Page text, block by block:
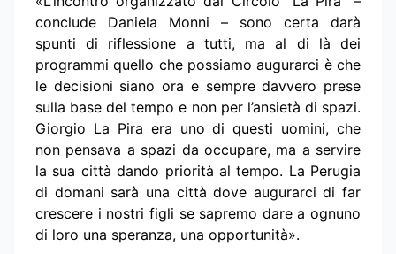
conclude Daniela Monni – sono certa darà
spunti di riflessione a tutti, ma al di là dei
programmi quello che possiamo augurarci è che
le decisioni siano ora e sempre davvero prese
sulla base del tempo e non per l’ansietà di spazi.
Giorgio La Pira era uno di questi uomini, che
non pensava a spazi da occupare, ma a servire
la sua città dando priorità al tempo. La Perugia
di domani sarà una città dove augurarci di far
crescere i nostri figli se sapremo dare a ognuno
di loro una speranza, una opportunità».